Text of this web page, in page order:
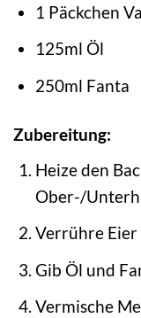
1 Päckchen
125ml Öl
250ml Fanta
Zubereitung:
Heize den
Ober-/
Verrühre Eier
Gib Öl und
Vermische